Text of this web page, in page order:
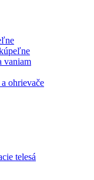
vaniam
ohrievače
telesá